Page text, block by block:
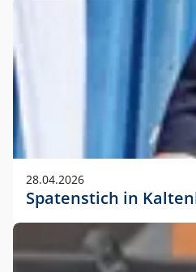
28.04.2026
Spatenstich in